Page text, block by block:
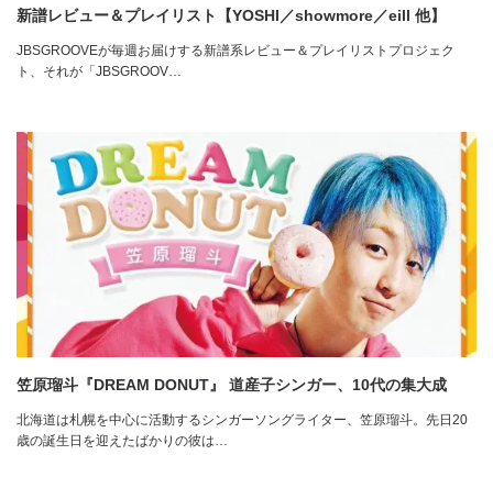
新譜レビュー＆プレイリスト【YOSHI／showmore／eill 他】
JBSGROOVEが毎週お届けする新譜系レビュー＆プレイリストプロジェク
ト、それが「JBSGROOV…
笠原瑠斗『DREAM DONUT』 道産子シンガー、10代の集大成
北海道は札幌を中心に活動するシンガーソングライター、笠原瑠斗。先日20
歳の誕生日を迎えたばかりの彼は…